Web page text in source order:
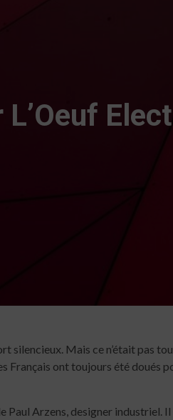
silencieux. Mais ce n’était pas
ont toujours été doués
Paul Arzens, designer industriel.